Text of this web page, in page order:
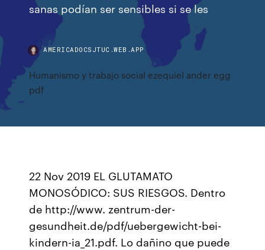
sanas podían ser sensibles si se les
AMERICADOCSJTUC.WEB.APP
Humanismo y trabajo social ezequiel ander egg
pdf
22 Nov 2019 EL GLUTAMATO
MONOSÓDICO: SUS RIESGOS. Dentro
de http://www. zentrum-der-
gesundheit.de/pdf/uebergewicht-bei-
kindern-ia_21.pdf. Lo dañino que puede